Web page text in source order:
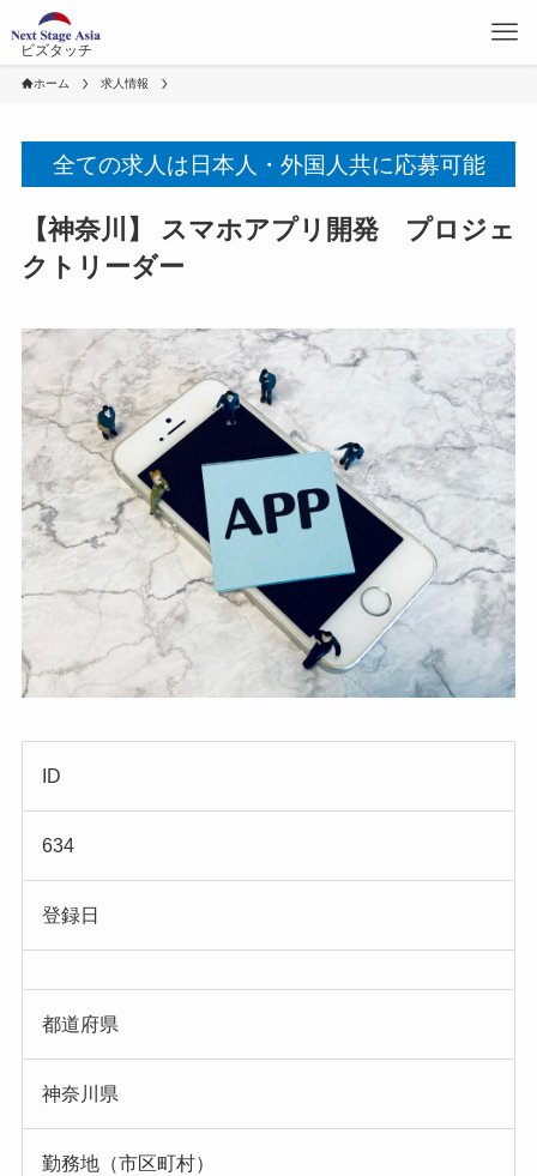
ビズタッチ
ホーム 求人情報
全ての求人は日本人・外国人共に応募可能
【神奈川】 スマホアプリ開発 プロジェ
クトリーダー
ID
634
登録日
都道府県
神奈川県
勤務地（市区町村）